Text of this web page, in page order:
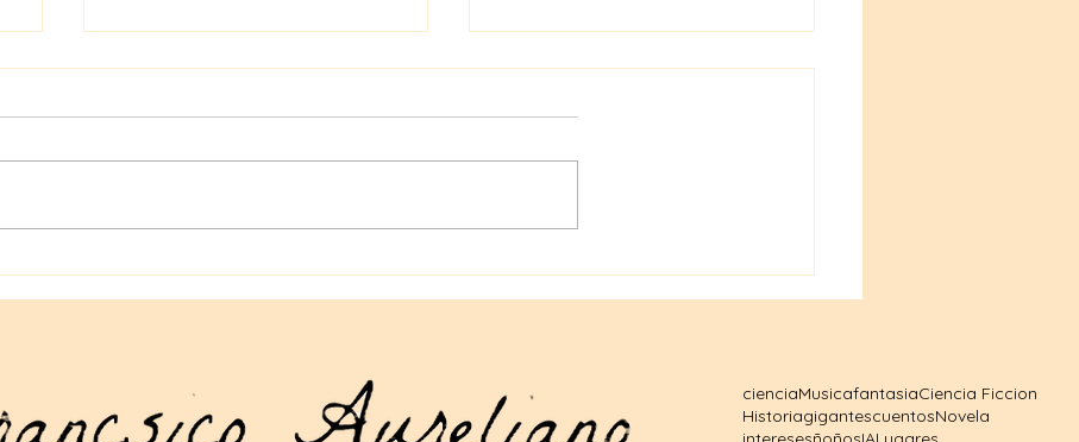
necesitas: artículos geek en
Dragons a precios
cienciaMusicafantasiaCiencia Ficcion
HistoriagigantescuentosNovela